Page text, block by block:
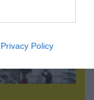
Privacy Policy